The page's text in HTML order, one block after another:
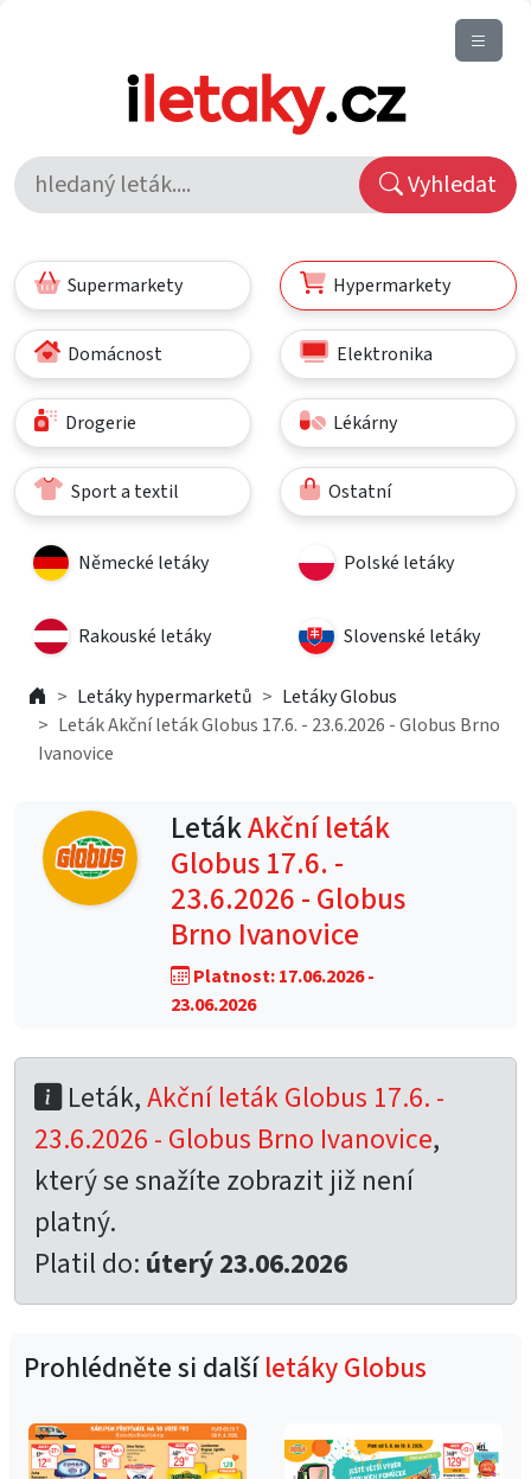
Vyhledat
Supermarkety Hypermarkety
Domácnost Elektronika
Drogerie Lékárny
Sport a textil Ostatní
Německé letáky Polské letáky
Rakouské letáky Slovenské letáky
Letáky hypermarketů
Letáky Globus
Leták Akční leták Globus 17.6. - 23.6.2026 - Globus Brno
Ivanovice
LetákAkční leták
Globus 17.6. -
23.6.2026 - Globus
Brno Ivanovice
Platnost: 17.06.2026 -
23.06.2026
Leták,Akční leták Globus 17.6. -
23.6.2026 - Globus Brno Ivanovice,
který se snažíte zobrazit již není
platný.
Platil do: úterý 23.06.2026
Prohlédněte si dalšíletáky Globus